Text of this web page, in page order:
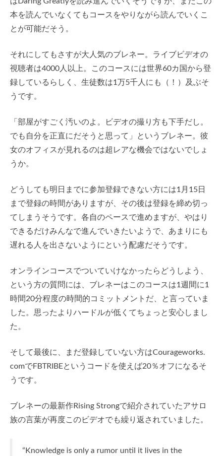
本を読んでいなくてもコースをやりながら読んでいくこ
とが可能だそう。
それにしてもさすが大人気のブレネー。ライブビデオの
視聴者は4000人以上。このコースには世界60カ国から登
録しているらしく、生徒数は1万5千人にも（！）及ぶそ
うです。
「部屋がすごく汚いのよ。ビデオの撮り方も下手だし。
でも自分を正直にだそうと思って」というブレネー。彼
女のオフィスが見れるのは超レアな機会ではないでしょ
うか。
どうしても明日までに参加登録できない方には1月15日
まで登録の時間がありますが、その後は登録を締め切っ
てしまうそうです。各自のペースで進めますが、やはり
できるだけみんなで進んでいきたいようで、あまりにも
遅れる人を出さないようにという配慮だそうです。
オンラインコースでついていけなかったらどうしよう、
という方の質問には、ブレネーはこのコースは1週間に1
時間20分程度の時間的コミットメントだ、と言っていま
した。思ったよりハードルが低くてちょっと安心しまし
た。
そして最後に、まだ登録していない方はCourageworks.
comでFBTRIBEというコードを使えば20％オフになるそ
うです。
ブレネーの最新作Rising Strongで紹介されていたアサロ
族の言葉が再度このビデオでも繰り返されていました。
“Knowledge is only a rumor until it lives in the